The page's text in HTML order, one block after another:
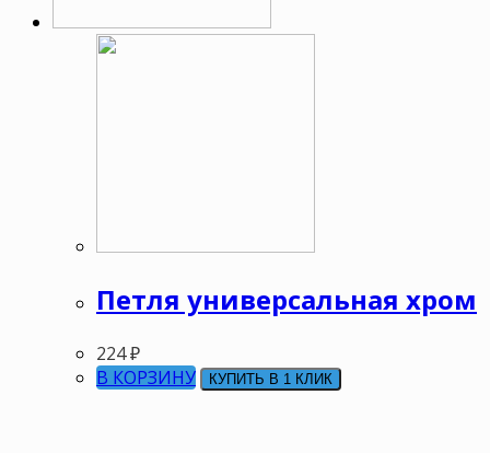
Петля универсальная хром
224₽
В КОРЗИНУ
КУПИТЬ В 1 КЛИК